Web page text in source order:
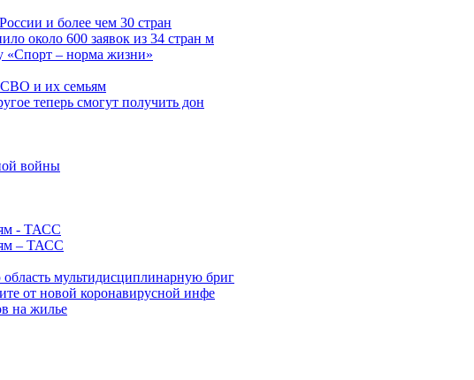
и более чем 30 стран
около 600 заявок из 34 стран м
«Спорт – норма жизни»
СВО и их семьям
теперь смогут получить дон
войны
- ТАСС
– ТАСС
мультидисциплинарную бриг
от новой коронавирусной инфе
на жилье